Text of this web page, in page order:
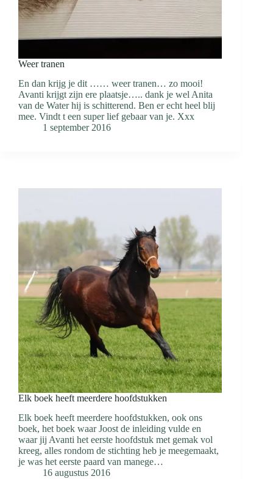
Weer tranen
En dan krijg je dit …… weer tranen… zo mooi!
Avanti krijgt zijn ere plaatsje….. dank je wel Anita
van de Water hij is schitterend. Ben er echt heel blij
mee. Vindt t een super lief gebaar van je. Xxx
1 september 2016
Elk boek heeft meerdere hoofdstukken
Elk boek heeft meerdere hoofdstukken, ook ons
boek, het boek waar Joost de inleiding vulde en
waar jij Avanti het eerste hoofdstuk met gemak vol
kreeg, alles rondom de stichting heb je meegemaakt,
je was het eerste paard van manege…
16 augustus 2016